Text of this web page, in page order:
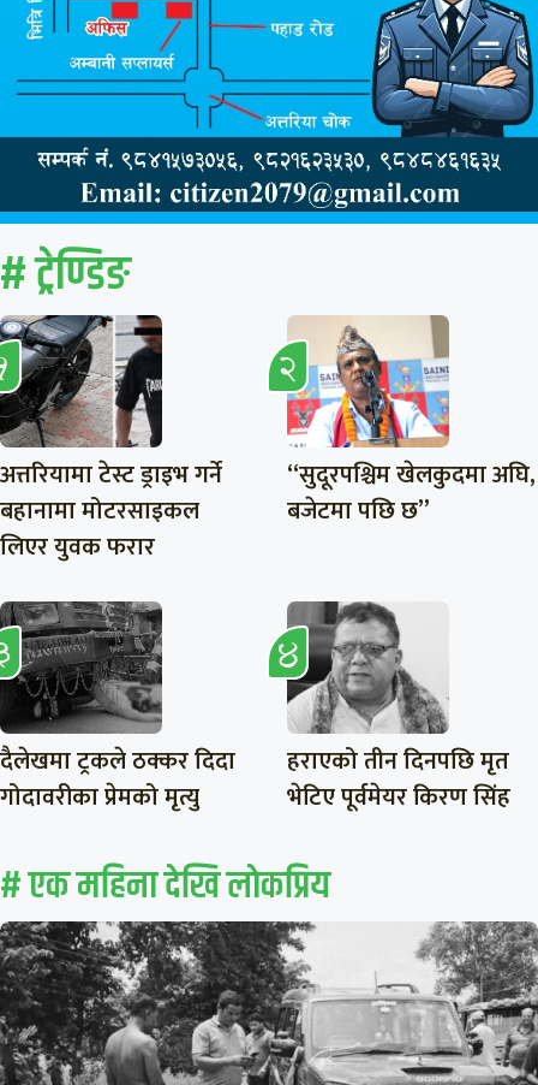
# ट्रेण्डिङ
अत्तरियामा टेस्ट ड्राइभ गर्ने
बहानामा मोटरसाइकल
लिएर युवक फरार
“सुदूरपश्चिम खेलकुदमा अघि,
बजेटमा पछि छ”
दैलेखमा ट्रकले ठक्कर दिदा
गोदावरीका प्रेमको मृत्यु
हराएको तीन दिनपछि मृत
भेटिए पूर्वमेयर किरण सिंह
# एक महिना देखि लाेकप्रिय